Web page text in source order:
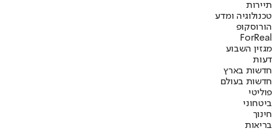
תיירות
טכנולוגיה ומדע
הורוסקופ
ForReal
מגזין השבוע
דעות
חדשות בארץ
חדשות בעולם
פוליטי
ביטחוני
חינוך
בריאות